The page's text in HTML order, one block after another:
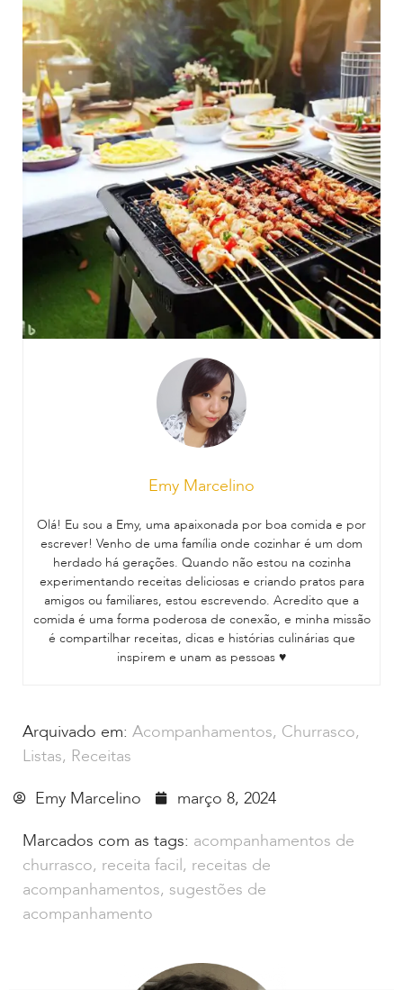
Emy Marcelino
Olá! Eu sou a Emy, uma apaixonada por boa comida e por
escrever! Venho de uma família onde cozinhar é um dom
herdado há gerações. Quando não estou na cozinha
experimentando receitas deliciosas e criando pratos para
amigos ou familiares, estou escrevendo. Acredito que a
comida é uma forma poderosa de conexão, e minha missão
é compartilhar receitas, dicas e histórias culinárias que
inspirem e unam as pessoas ♥
Arquivado em: Acompanhamentos, Churrasco,
Listas, Receitas
Emy Marcelino
março 8, 2024
Marcados com as tags: acompanhamentos de
churrasco, receita facil, receitas de
acompanhamentos, sugestões de
acompanhamento